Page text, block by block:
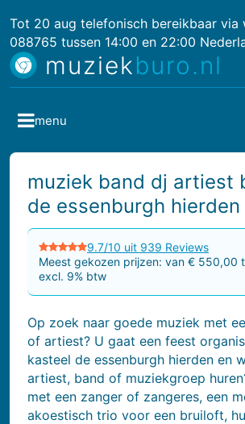
Tot 20 aug telefonisch bereikbaar via
088765 tussen 14:00 en 22:00
muziekburo.nl
muziek band dj artiest
de essenburgh hierden
9.7/10 uit 939 Reviews
Meest gekozen prijzen: van € 550,00
excl. 9% btw
Op zoek naar goede muziek met
of artiest? U gaat een feest
kasteel de essenburgh hierden en
artiest, band of muziekgroep
met een zanger of zangeres, een
akoestisch trio voor een bruiloft,
menu